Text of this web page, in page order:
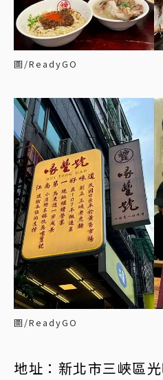
圖/ReadyGO
圖/ReadyGO
地址：新北市三峽區